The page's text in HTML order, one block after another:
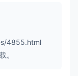
4855.html
。